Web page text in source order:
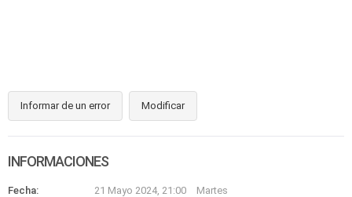
Informar de un error Modificar
INFORMACIONES
Fecha: 21 Mayo 2024, 21:00
Martes